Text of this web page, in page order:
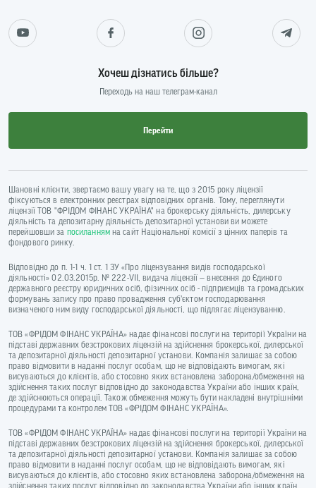
Хочеш дізнатись більше?
Переходь на наш телеграм-канал
Перейти
Шановні клієнти, звертаємо вашу увагу на те, що з 2015 року ліцензії
фіксуються в електронних реєстрах відповідних органів. Тому, переглянути
ліцензії ТОВ "ФРІДОМ ФІНАНС УКРАЇНА" на брокерську діяльність, дилерську
діяльність та депозитарну діяльність депозитарної установи ви можете
перейшовши за посиланнямна сайт Національної комісії з цінних паперів та
фондового ринку.
Відповідно до п. 1-1 ч. 1 ст. 1 ЗУ «Про ліцензування видів господарської
діяльності» 02.03.2015р. № 222-VII, видача ліцензії — внесення до Єдиного
державного реєстру юридичних осіб, фізичних осіб - підприємців та громадських
формувань запису про право провадження суб’єктом господарювання
визначеного ним виду господарської діяльності, що підлягає ліцензуванню.
ТОВ «ФРІДОМ ФІНАНС УКРАЇНА» надає фінансові послуги на території України на
підставі державних безстрокових ліцензій на здійснення брокерської, дилерської
та депозитарної діяльності депозитарної установи. Компанія залишає за собою
право відмовити в наданні послуг особам, що не відповідають вимогам, які
висуваються до клієнтів, або стосовно яких встановлена заборона/обмеження на
здійснення таких послуг відповідно до законодавства України або інших країн,
де здійснюються операції. Також обмеження можуть бути накладені внутрішніми
процедурами та контролем ТОВ «ФРІДОМ ФІНАНС УКРАЇНА».
ТОВ «ФРІДОМ ФІНАНС УКРАЇНА» надає фінансові послуги на території України на
підставі державних безстрокових ліцензій на здійснення брокерської, дилерської
та депозитарної діяльності депозитарної установи. Компанія залишає за собою
право відмовити в наданні послуг особам, що не відповідають вимогам, які
висуваються до клієнтів, або стосовно яких встановлена заборона/обмеження на
здійснення таких послуг відповідно до законодавства України або інших країн,